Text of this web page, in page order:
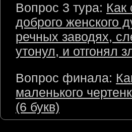
Вопрос 3 тура: Как
доброго женского
речных заводях,
утонул, и отгонял
Вопрос финала:
маленького
(6 букв)